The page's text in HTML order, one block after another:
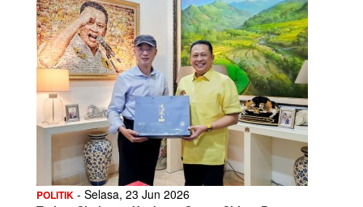
POLITIK - Selasa, 23 Jun 2026